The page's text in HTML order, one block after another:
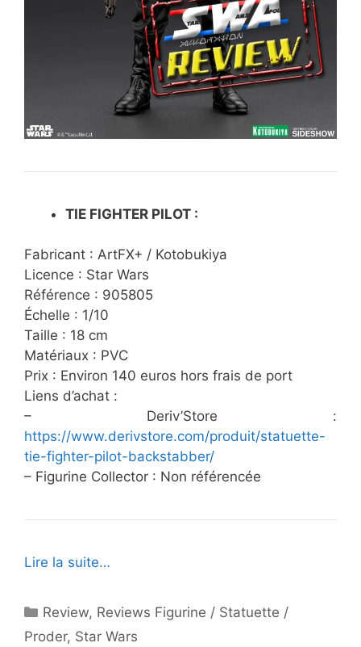
TIE FIGHTER PILOT :
Fabricant : ArtFX+ / Kotobukiya
Licence : Star Wars
Référence : 905805
Échelle : 1/10
Taille : 18 cm
Matériaux : PVC
Prix : Environ 140 euros hors frais de port
Liens d’achat :
– Deriv’Store :
https://www.derivstore.com/produit/statuette-
tie-fighter-pilot-backstabber/
– Figurine Collector : Non référencée
Lire la suite…
Catégories
Review, Reviews Figurine / Statuette /
Proder, Star Wars